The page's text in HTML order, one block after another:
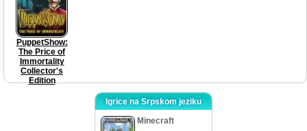
PuppetShow:
The Price of
Immortality
Collector's
Edition
Igrice na Srpskom jeziku
Minecraft